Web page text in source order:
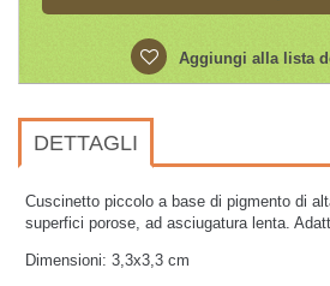
Aggiungi alla lista
DETTAGLI
Cuscinetto piccolo a base di pigmento di
superfici porose, ad asciugatura lenta.
Dimensioni: 3,3x3,3 cm